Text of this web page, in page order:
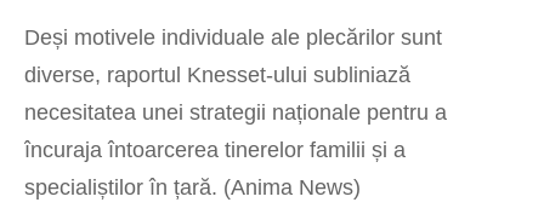
Deși motivele individuale ale plecărilor sunt
diverse, raportul Knesset-ului subliniază
necesitatea unei strategii naționale pentru a
încuraja întoarcerea tinerelor familii și a
specialiștilor în țară. (Anima News)